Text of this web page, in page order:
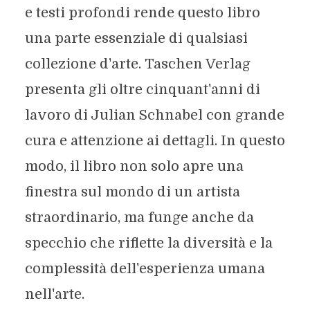
e testi profondi rende questo libro
una parte essenziale di qualsiasi
collezione d'arte. Taschen Verlag
presenta gli oltre cinquant'anni di
lavoro di Julian Schnabel con grande
cura e attenzione ai dettagli. In questo
modo, il libro non solo apre una
finestra sul mondo di un artista
straordinario, ma funge anche da
specchio che riflette la diversità e la
complessità dell'esperienza umana
nell'arte.